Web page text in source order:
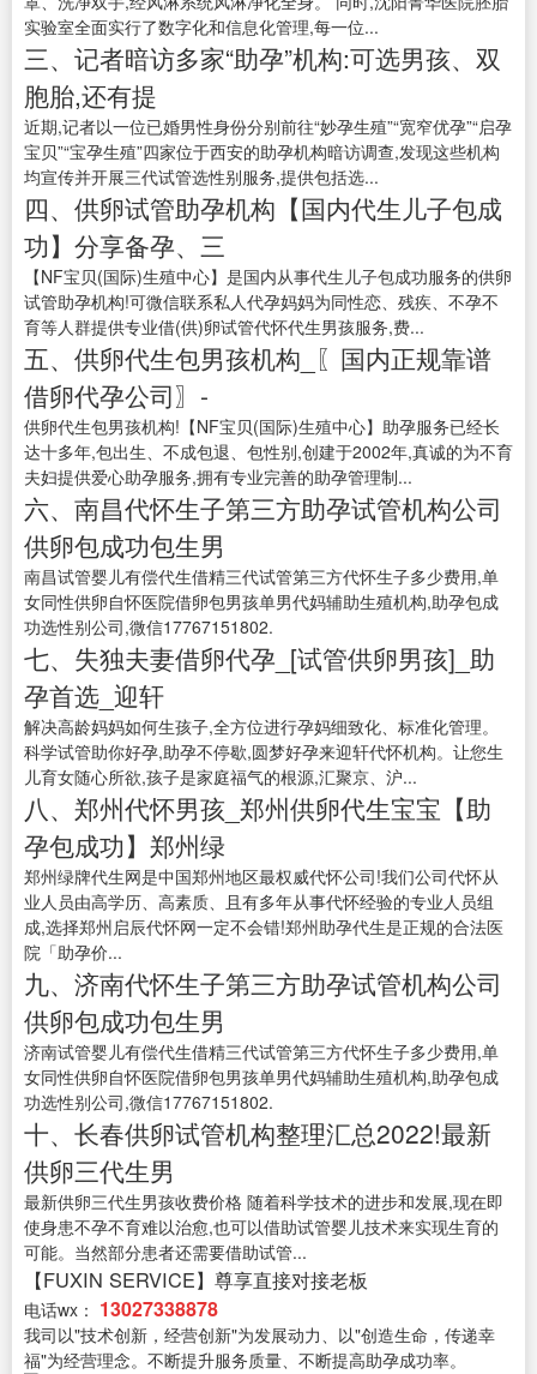
实验室全面实行了数字化和信息化管理,每一位...
三、记者暗访多家“助孕”机构:可选男孩、双
胞胎,还有提
近期,记者以一位已婚男性身份分别前往“妙孕生殖”“宽窄优孕”“启孕
宝贝”“宝孕生殖”四家位于西安的助孕机构暗访调查,发现这些机构
均宣传并开展三代试管选性别服务,提供包括选...
四、供卵试管助孕机构【国内代生儿子包成
功】分享备孕、三
【NF宝贝(国际)生殖中心】是国内从事代生儿子包成功服务的供卵
试管助孕机构!可微信联系私人代孕妈妈为同性恋、残疾、不孕不
育等人群提供专业借(供)卵试管代怀代生男孩服务,费...
五、供卵代生包男孩机构_〖国内正规靠谱
借卵代孕公司〗-
供卵代生包男孩机构!【NF宝贝(国际)生殖中心】助孕服务已经长
达十多年,包出生、不成包退、包性别,创建于2002年,真诚的为不育
夫妇提供爱心助孕服务,拥有专业完善的助孕管理制...
六、南昌代怀生子第三方助孕试管机构公司
供卵包成功包生男
南昌试管婴儿有偿代生借精三代试管第三方代怀生子多少费用,单
女同性供卵自怀医院借卵包男孩单男代妈辅助生殖机构,助孕包成
功选性别公司,微信17767151802.
七、失独夫妻借卵代孕_[试管供卵男孩]_助
孕首选_迎轩
解决高龄妈妈如何生孩子,全方位进行孕妈细致化、标准化管理。
科学试管助你好孕,助孕不停歇,圆梦好孕来迎轩代怀机构。让您生
儿育女随心所欲,孩子是家庭福气的根源,汇聚京、沪...
八、郑州代怀男孩_郑州供卵代生宝宝【助
孕包成功】郑州绿
郑州绿牌代生网是中国郑州地区最权威代怀公司!我们公司代怀从
业人员由高学历、高素质、且有多年从事代怀经验的专业人员组
成,选择郑州启辰代怀网一定不会错!郑州助孕代生是正规的合法医
院「助孕价...
九、济南代怀生子第三方助孕试管机构公司
供卵包成功包生男
济南试管婴儿有偿代生借精三代试管第三方代怀生子多少费用,单
女同性供卵自怀医院借卵包男孩单男代妈辅助生殖机构,助孕包成
功选性别公司,微信17767151802.
十、长春供卵试管机构整理汇总2022!最新
供卵三代生男
最新供卵三代生男孩收费价格 随着科学技术的进步和发展,现在即
使身患不孕不育难以治愈,也可以借助试管婴儿技术来实现生育的
可能。当然部分患者还需要借助试管...
【FUXIN SERVICE】尊享直接对接老板
电话wx： 13027338878
我司以"技术创新，经营创新"为发展动力、以"创造生命，传递幸
福"为经营理念。不断提升服务质量、不断提高助孕成功率。